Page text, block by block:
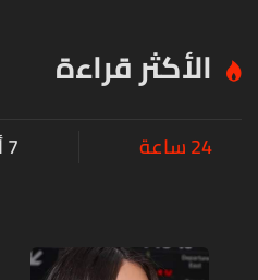
الأكثر قراءة
24 ساعة 7 أيام